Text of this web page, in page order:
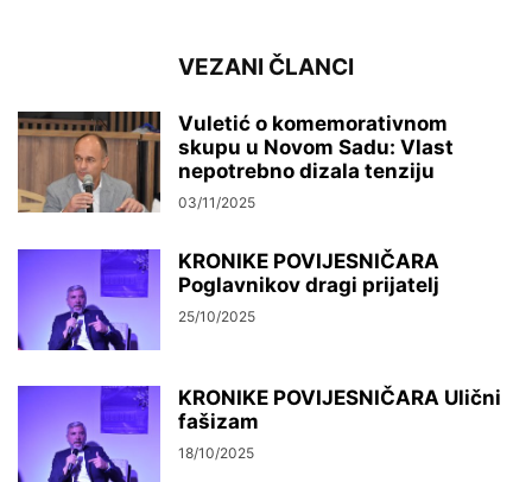
VEZANI ČLANCI
Vuletić o komemorativnom
skupu u Novom Sadu: Vlast
nepotrebno dizala tenziju
03/11/2025
KRONIKE POVIJESNIČARA
Poglavnikov dragi prijatelj
25/10/2025
KRONIKE POVIJESNIČARA Ulični
fašizam
18/10/2025